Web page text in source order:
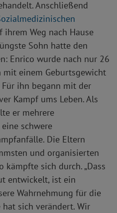
Anschließend
ihrem Weg nach Hause
Sohn hatte den
Enrico wurde nach nur 26
mit einem Geburtsgewicht
ihn begann mit der
Kampf ums Leben. Als
er mehrere
schwere
Die Eltern
und organisierten
kämpfte sich durch. „Dass
entwickelt, ist ein
Wahrnehmung für die
sich verändert. Wir